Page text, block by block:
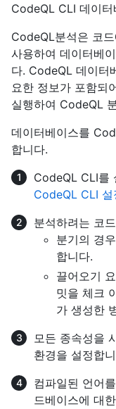
CodeQL CLI 데이
CodeQL분석은 코
사용하여 데이터베
다. CodeQL 데이터
요한 정보가 포함되
실행하여 CodeQL
데이터베이스를
합니다.
CodeQL CLI를
CodeQL CLI 설
분석하려는 코
분기의 경
합니다.
끌어오기
밋을 체크
가 생성한
모든 종속성을
환경을 설정합
컴파일된 언어
드베이스에 대